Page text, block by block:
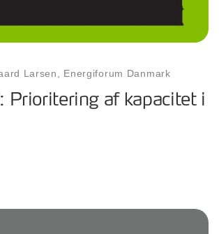
Larsen, Energiforum Danmark
Prioritering af kapacitet i